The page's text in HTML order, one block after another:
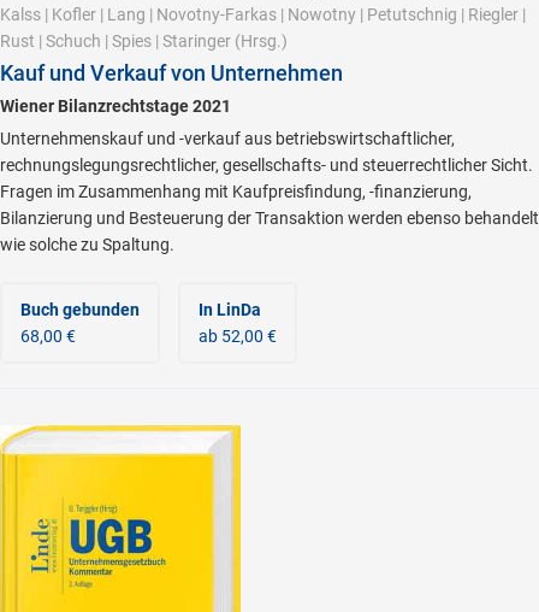
Kalss | Kofler | Lang | Novotny-Farkas | Nowotny | Petutschnig | Riegler |
Rust | Schuch | Spies | Staringer (Hrsg.)
Kauf und Verkauf von Unternehmen
Wiener Bilanzrechtstage 2021
Unternehmenskauf und -verkauf aus betriebswirtschaftlicher,
rechnungslegungsrechtlicher, gesellschafts- und steuerrechtlicher Sicht.
Fragen im Zusammenhang mit Kaufpreisfindung, -finanzierung,
Bilanzierung und Besteuerung der Transaktion werden ebenso behandelt
wie solche zu Spaltung.
Buch gebunden
68,00 €
In LinDa
ab 52,00 €